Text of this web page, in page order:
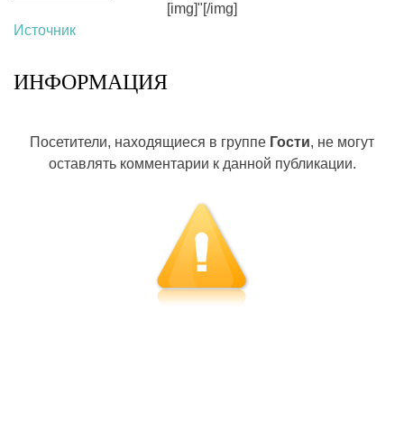
[img]"[/img]
Источник
ИНФОРМАЦИЯ
Посетители, находящиеся в группе Гости, не могут
оставлять комментарии к данной публикации.